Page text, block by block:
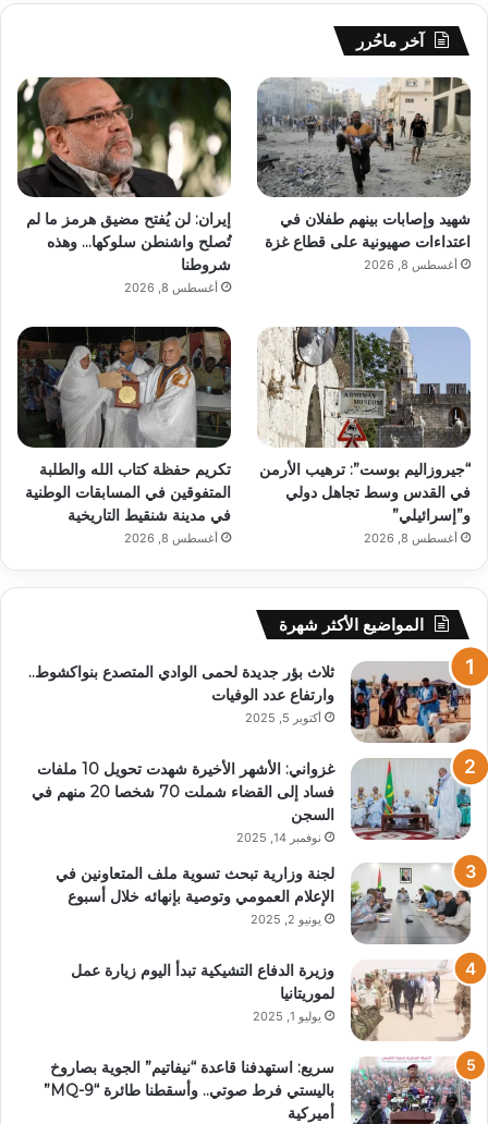
آخر ماحُرر
شهيد وإصابات بينهم طفلان في
اعتداءات صهيونية على قطاع غزة
أغسطس 8, 2026
إيران: لن يُفتح مضيق هرمز ما لم
تُصلح واشنطن سلوكها… وهذه
شروطنا
أغسطس 8, 2026
“جيروزاليم بوست”: ترهيب الأرمن
في القدس وسط تجاهل دولي
و”إسرائيلي”
أغسطس 8, 2026
تكريم حفظة كتاب الله والطلبة
المتفوقين في المسابقات الوطنية
في مدينة شنقيط التاريخية
أغسطس 8, 2026
المواضيع الأكثر شهرة
ثلاث بؤر جديدة لحمى الوادي المتصدع بنواكشوط..
وارتفاع عدد الوفيات
أكتوبر 5, 2025
غزواني: الأشهر الأخيرة شهدت تحويل 10 ملفات
فساد إلى القضاء شملت 70 شخصا 20 منهم في
السجن
نوفمبر 14, 2025
لجنة وزارية تبحث تسوية ملف المتعاونين في
الإعلام العمومي وتوصية بإنهائه خلال أسبوع
يونيو 2, 2025
وزيرة الدفاع التشيكية تبدأ اليوم زيارة عمل
لموريتانيا
يوليو 1, 2025
سريع: استهدفنا قاعدة “نيفاتيم” الجوية بصاروخ
باليستي فرط صوتي.. وأسقطنا طائرة “MQ-9”
أميركية